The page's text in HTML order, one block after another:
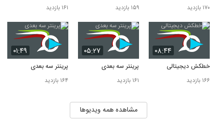
۱۷۰ بازدید ۱۵۹ بازدید ۱۶۱ بازدید
۰۸:۴۴
خطکش دیجیتالی
۱۶۶ بازدید
۰۵:۲۷
پرینتر سه بعدی
۱۶۱ بازدید
۰۱:۴۹
پرینتر سه بعدی
۱۶۴ بازدید
مشاهده همه ویدیوها